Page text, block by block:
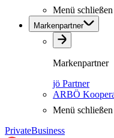
Menü schließen
Markenpartner
Markenpartner
jö Partner
ARBÖ
Menü schließen
PrivateBusiness